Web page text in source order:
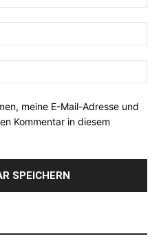
meine E-Mail-Adresse und
Kommentar in diesem